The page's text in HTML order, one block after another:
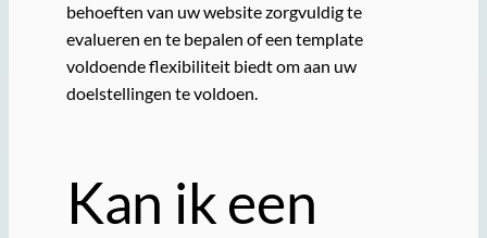
behoeften van uw website zorgvuldig te
evalueren en te bepalen of een template
voldoende flexibiliteit biedt om aan uw
doelstellingen te voldoen.
Kan ik een